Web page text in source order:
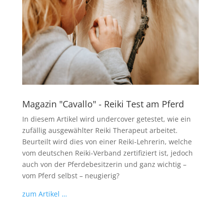
Magazin "Cavallo" - Reiki Test am Pferd
In diesem Artikel wird undercover getestet, wie ein
zufällig ausgewählter Reiki Therapeut arbeitet.
Beurteilt wird dies von einer Reiki-Lehrerin, welche
vom deutschen Reiki-Verband zertifiziert ist, jedoch
auch von der Pferdebesitzerin und ganz wichtig –
vom Pferd selbst – neugierig?
zum Artikel …